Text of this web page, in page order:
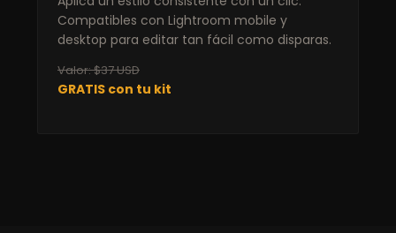
Compatibles con Lightroom mobile y
desktop para editar tan fácil como disparas.
Valor: $37 USD
GRATIS con tu kit